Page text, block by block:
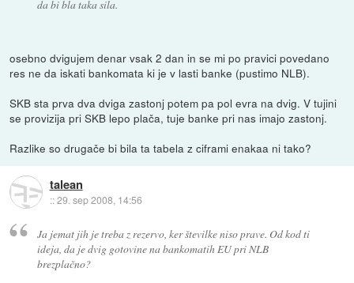
da bi bla taka sila.
osebno dvigujem denar vsak 2 dan in se mi po pravici povedano
res ne da iskati bankomata ki je v lasti banke (pustimo NLB).
SKB sta prva dva dviga zastonj potem pa pol evra na dvig. V tujini
se provizija pri SKB lepo plača, tuje banke pri nas imajo zastonj.
Razlike so drugače bi bila ta tabela z ciframi enakaa ni tako?
talean
::29. sep 2008, 14:56
Ja jemat jih je treba z rezervo, ker številke niso prave. Od kod ti
ideja, da je dvig gotovine na bankomatih EU pri NLB
brezplačno?